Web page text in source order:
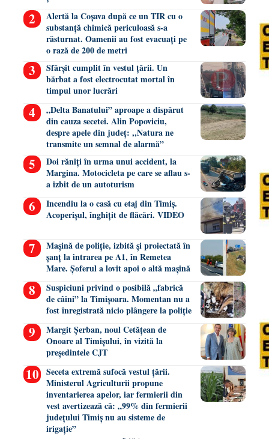
Alertă la Coșava după ce un TIR cu o
substanță chimică periculoasă s-a
răsturnat. Oamenii au fost evacuați pe
o rază de 200 de metri
Sfârșit cumplit în vestul țării. Un
bărbat a fost electrocutat mortal în
timpul unor lucrări
„Delta Banatului” aproape a dispărut
din cauza secetei. Alin Popoviciu,
despre apele din județ: ,,Natura ne
transmite un semnal de alarmă”
Doi răniți în urma unui accident, la
Margina. Motocicleta pe care se aflau s-
a izbit de un autoturism
Incendiu la o casă cu etaj din Timiș.
Acoperișul, înghițit de flăcări. VIDEO
Mașină de poliție, izbită și proiectată în
șanț la intrarea pe A1, în Remetea
Mare. Șoferul a lovit apoi o altă mașină
Suspiciuni privind o posibilă „fabrică
de câini” la Timișoara. Momentan nu a
fost înregistrată nicio plângere la poliție
Margit Șerban, noul Cetățean de
Onoare al Timișului, în vizită la
președintele CJT
Seceta extremă sufocă vestul țării.
Ministerul Agriculturii propune
inventarierea apelor, iar fermierii din
vest avertizează că: „99% din fermierii
județului Timiș nu au sisteme de
irigație”